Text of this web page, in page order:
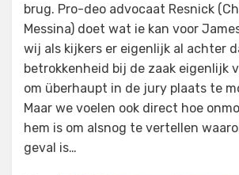
brug. Pro-deo advocaat Resnick
Messina) doet wat ie kan voor
wij als kijkers er eigenlijk al achter
betrokkenheid bij de zaak eigenlijk
om überhaupt in de jury plaats te
Maar we voelen ook direct hoe
hem is om alsnog te vertellen
geval is…